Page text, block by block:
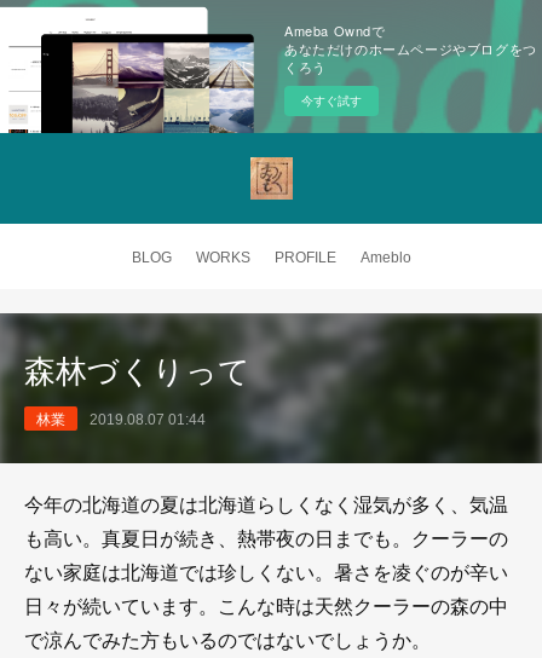
Ameba Owndで
あなただけのホームページやブログをつ
くろう
今すぐ試す
BLOG WORKS PROFILE Ameblo
森林づくりって
林業 2019.08.07 01:44
今年の北海道の夏は北海道らしくなく湿気が多く、気温
も高い。真夏日が続き、熱帯夜の日までも。クーラーの
ない家庭は北海道では珍しくない。暑さを凌ぐのが辛い
日々が続いています。こんな時は天然クーラーの森の中
で涼んでみた方もいるのではないでしょうか。